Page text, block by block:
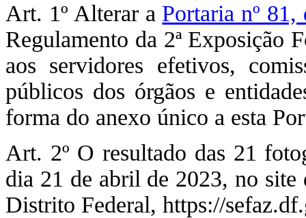
Art. 1º Alterar a Portaria nº
Regulamento da 2ª Exposição
aos servidores efetivos,
públicos dos órgãos e
forma do anexo único a esta
Art. 2º O resultado das 21
dia 21 de abril de 2023, no site
Distrito Federal, https://